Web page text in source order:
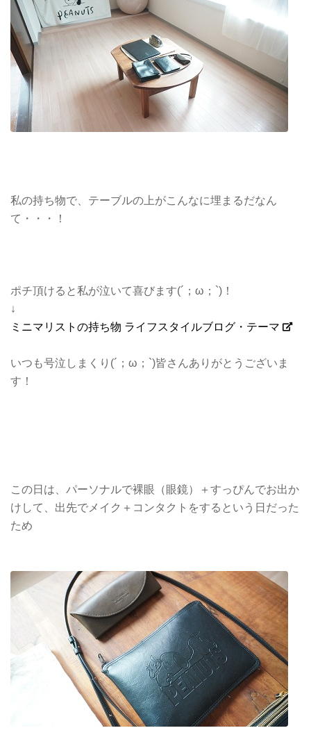
私の持ち物で、テーブルの上がこんなに埋まるだなん
て・・・！
ポチ頂けると私が泣いて喜びます(´；ω；`)！
↓
ミニマリストの持ち物 ライフスタイルブログ・テーマ
いつも号泣しまくり(´；ω；`)皆さんありがとうございま
す！
この日は、パーソナルで裸眼（眼鏡）＋すっぴんでお出か
けして、出先でメイク＋コンタクトをするという日だった
ため